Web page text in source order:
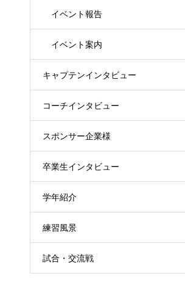
イベント報告
イベント案内
キャプテンインタビュー
コーチインタビュー
スポンサー企業様
卒業生インタビュー
学年紹介
練習風景
試合・交流戦